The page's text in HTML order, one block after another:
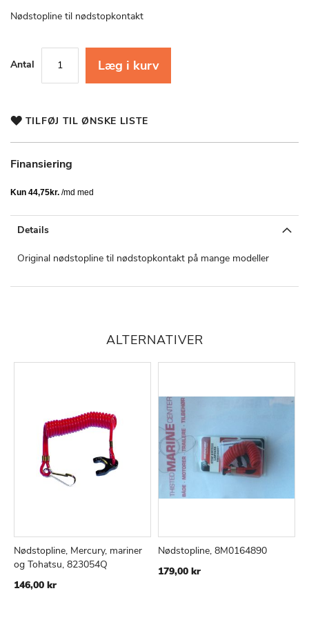
Nødstopline til nødstopkontakt
Antal Læg i kurv
TILFØJ TIL ØNSKE LISTE
Finansiering
af
Details
Original nødstopline til nødstopkontakt på mange modeller
ALTERNATIVER
Læg i kurv
TILFØJ
TIL
Nødstopline, Mercury, mariner
og Tohatsu, 823054Q
146,00 kr
Nødstopline, 8M0164890
179,00 kr